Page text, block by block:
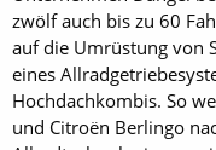
zwölf auch bis zu 60
auf die Umrüstung von
eines
Hochdachkombis. So
und Citroën Berlingo